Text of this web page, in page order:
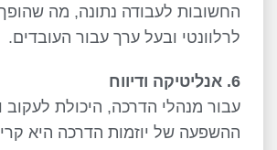
החשובות לעבודה נתונה, מה
לרלוונטי ובעל ערך עבור העובדים.
6. אנליטיקה ודיווח
עבור מנהלי הדרכה, היכולת לעקוב
ההשפעה של יוזמות הדרכה היא